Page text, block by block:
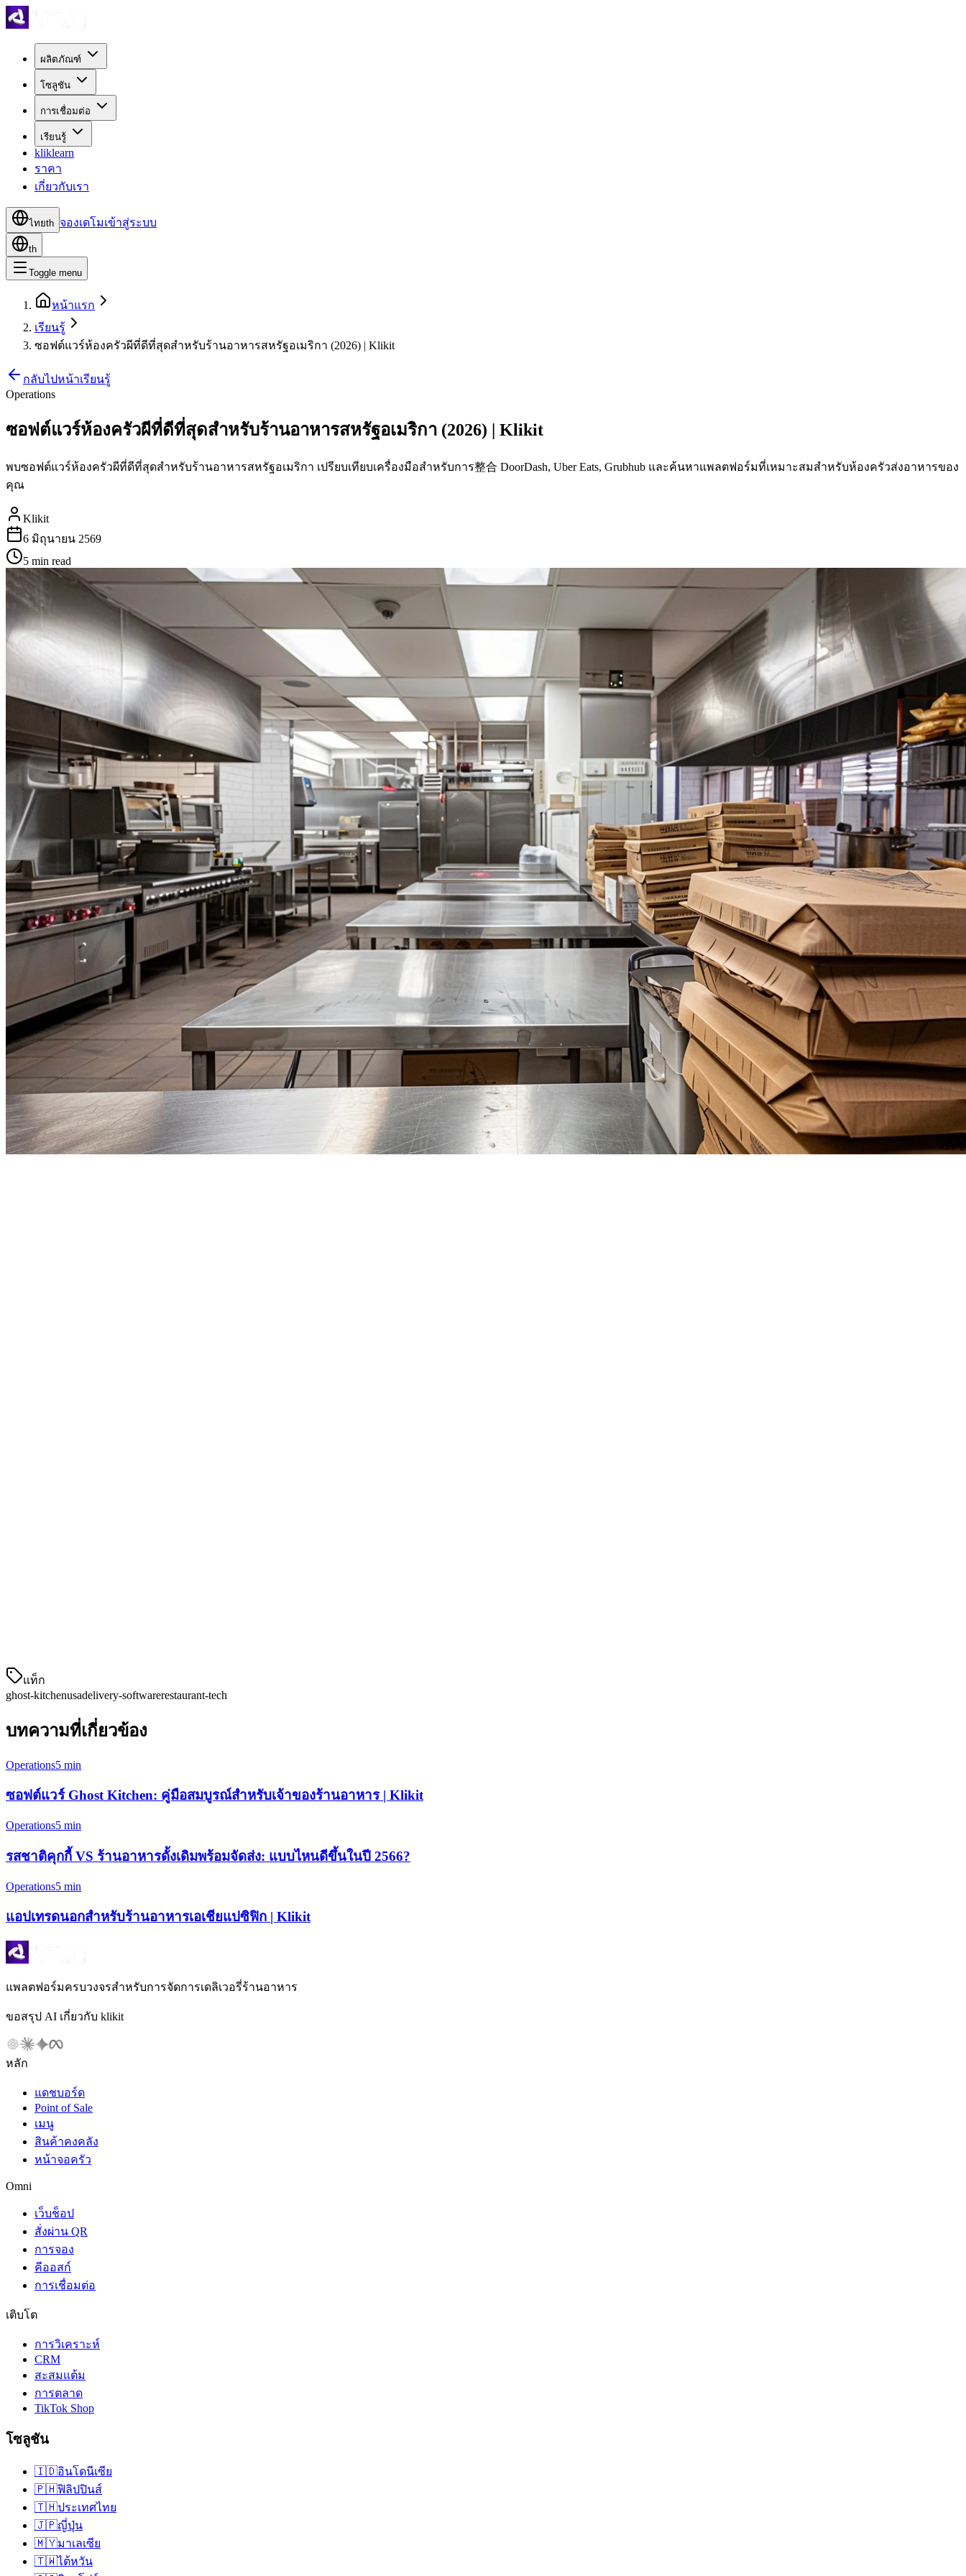
ผลิตภัณฑ์
โซลูชัน
การเชื่อมต่อ
เรียนรู้
kliklearn
ราคา
เกี่ยวกับเรา
ไทยth จองเดโมเข้าสู่ระบบ
th
Toggle menu
หน้าแรก
เรียนรู้
ซอฟต์แวร์ห้องครัวผีที่ดีที่สุดสำหรับร้านอาหารสหรัฐอเมริกา (2026) | Klikit
กลับไปหน้าเรียนรู้
Operations
ซอฟต์แวร์ห้องครัวผีที่ดีที่สุดสำหรับร้านอาหารสหรัฐอเมริกา (2026) | Klikit
พบซอฟต์แวร์ห้องครัวผีที่ดีที่สุดสำหรับร้านอาหารสหรัฐอเมริกา เปรียบเทียบเครื่องมือสำหรับการ整合 DoorDash, Uber Eats, Grubhub และค้นหาแพลตฟอร์มที่เหมาะสมสำหรับห้องครัวส่งอาหารของ
คุณ
Klikit
6 มิถุนายน 2569
5 min read
แท็ก
ghost-kitchenusadelivery-softwarerestaurant-tech
บทความที่เกี่ยวข้อง
Operations5 min
ซอฟต์แวร์ Ghost Kitchen: คู่มือสมบูรณ์สำหรับเจ้าของร้านอาหาร | Klikit
Operations5 min
รสชาติคุกกี้ VS ร้านอาหารดั้งเดิมพร้อมจัดส่ง: แบบไหนดีขึ้นในปี 2566?
Operations5 min
แอปเทรดนอกสำหรับร้านอาหารเอเชียแปซิฟิก | Klikit
แพลตฟอร์มครบวงจรสำหรับการจัดการเดลิเวอรี่ร้านอาหาร
ขอสรุป AI เกี่ยวกับ klikit
หลัก
แดชบอร์ด
Point of Sale
เมนู
สินค้าคงคลัง
หน้าจอครัว
Omni
เว็บช็อป
สั่งผ่าน QR
การจอง
คีออสก์
การเชื่อมต่อ
เติบโต
การวิเคราะห์
CRM
สะสมแต้ม
การตลาด
TikTok Shop
โซลูชัน
🇮🇩อินโดนีเซีย
🇵🇭ฟิลิปปินส์
🇹🇭ประเทศไทย
🇯🇵ญี่ปุ่น
🇲🇾มาเลเซีย
🇹🇼ไต้หวัน